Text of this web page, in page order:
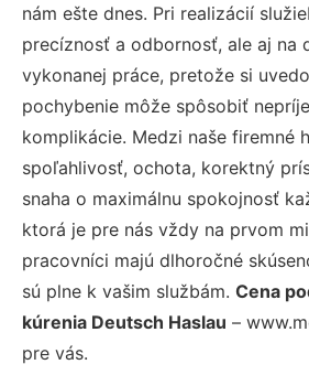
nám ešte dnes. Pri realizácií
precíznosť a odbornosť, ale aj na
vykonanej práce, pretože si
pochybenie môže spôsobiť
komplikácie. Medzi naše firemné
spoľahlivosť, ochota, korektný
snaha o maximálnu spokojnosť
ktorá je pre nás vždy na prvom
pracovníci majú dlhoročné
sú plne k vašim službám. Cena
kúrenia Deutsch Haslau –
pre vás.